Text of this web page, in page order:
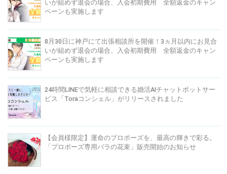
いが組めず退会の場合、入会初期費用 全額返金のキャン
ペーンも実施します
8月30日に神戸にて出張相談所を開催！3ヵ月以内にお見合
いが組めず退会の場合、入会初期費用 全額返金のキャン
ペーンも実施します
24時間LINEで気軽に相談できる婚活AIチャットボットサー
ビス「Toraコンシェル」がリリースされました
【会員様限定】運命のプロポーズを、最高の輝きで彩る。
「プロポーズ専用バラの花束」販売開始のお知らせ